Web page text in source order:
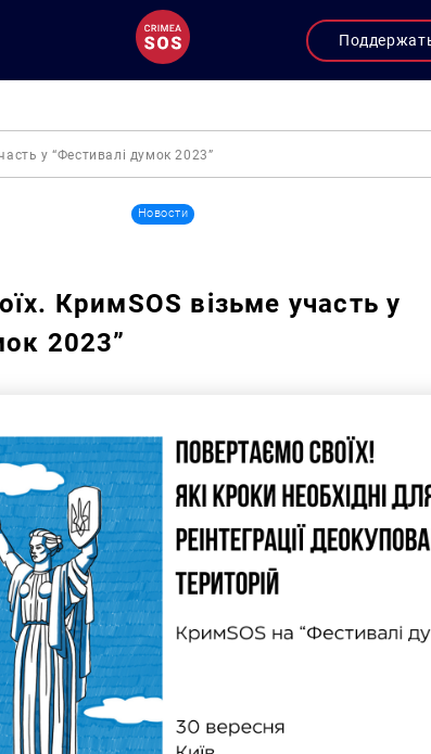
у “Фестивалі думок 2023”
Новости
КримSOS візьме участь у
2023”